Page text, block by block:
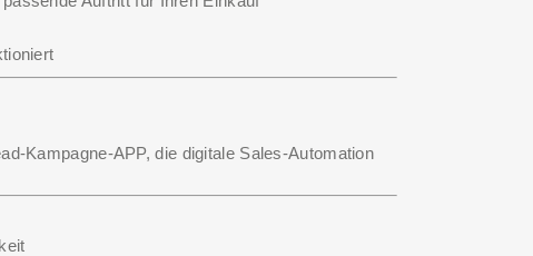
Kampagne-APP, die digitale Sales-Automation